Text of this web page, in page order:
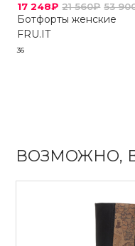
17 248₽ 21 560₽ 53
Ботфорты женские
FRU.IT
36
ВОЗМОЖНО,